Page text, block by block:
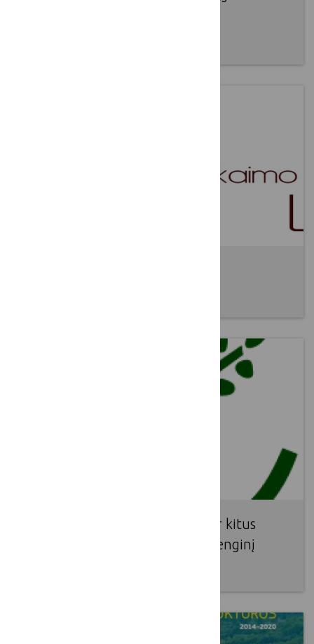
Vokietija kviečia VVG atstovus ir kitus
LEADER dalyvius į tarptautinį renginį